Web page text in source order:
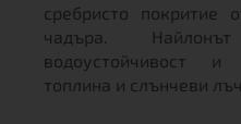
сребристо покритие
чадъра.
водоустойчивост
топлина и слънчеви